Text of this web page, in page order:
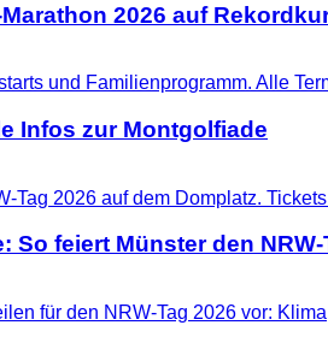
2026 auf
Infos zur Montgolfiade
So feiert Münster den NRW-